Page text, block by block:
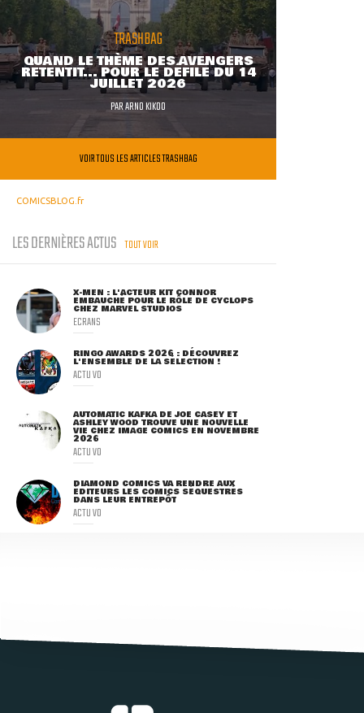
TRASHBAG
QUAND LE THÈME DES AVENGERS
RETENTIT... POUR LE DÉFILÉ DU 14
JUILLET 2026
PARARNO KIKOO
VOIR TOUS LES ARTICLES TRASHBAG
COMICSBLOG.fr
LES DERNIÈRES ACTUS TOUT VOIR
X-MEN : L'ACTEUR KIT CONNOR
EMBAUCHÉ POUR LE RÔLE DE CYCLOPS
CHEZ MARVEL STUDIOS
ECRANS
RINGO AWARDS 2026 : DÉCOUVREZ
L'ENSEMBLE DE LA SÉLECTION !
ACTU VO
AUTOMATIC KAFKA DE JOE CASEY ET
ASHLEY WOOD TROUVE UNE NOUVELLE
VIE CHEZ IMAGE COMICS EN NOVEMBRE
2026
ACTU VO
DIAMOND COMICS VA RENDRE AUX
ÉDITEURS LES COMICS SÉQUESTRÉS
DANS LEUR ENTREPÔT
ACTU VO